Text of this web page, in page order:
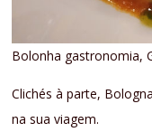
Bolonha gastronomia,
Clichés à parte,
na sua viagem.